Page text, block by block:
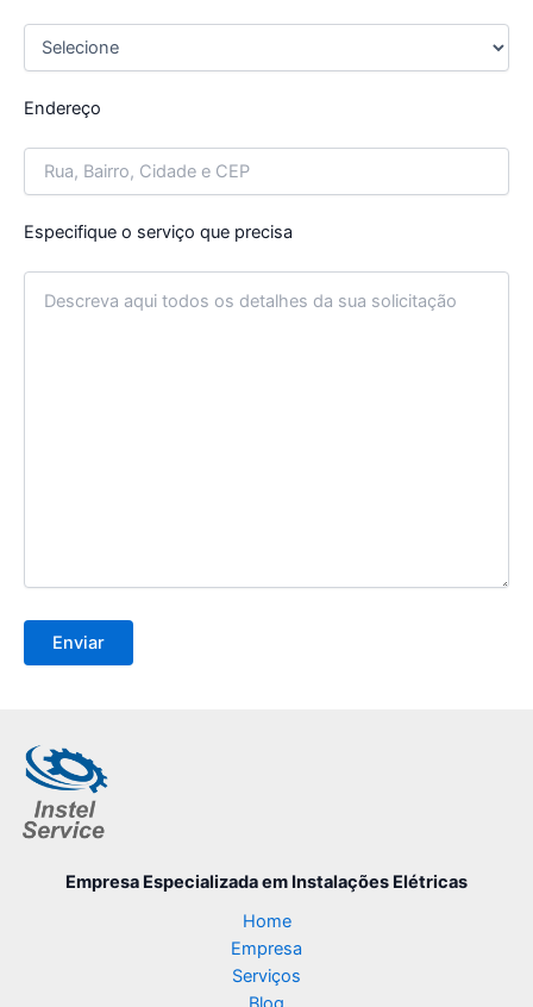
Endereço
Especifique o serviço que precisa
Empresa Especializadaem Instalações Elétricas
Home
Empresa
Serviços